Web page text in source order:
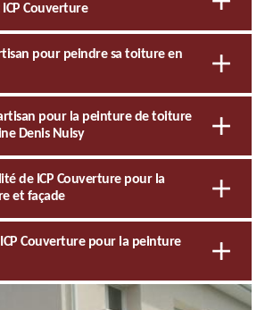
Couverture
pour peindre sa toiture en
pour la peinture de toiture
Denis Nuisy
de ICP Couverture pour la
et façade
Couverture pour la peinture